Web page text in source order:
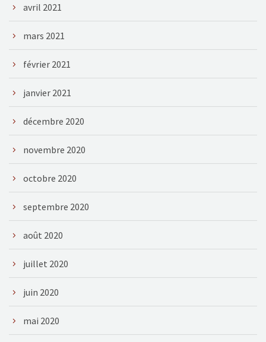
avril 2021
mars 2021
février 2021
janvier 2021
décembre 2020
novembre 2020
octobre 2020
septembre 2020
août 2020
juillet 2020
juin 2020
mai 2020